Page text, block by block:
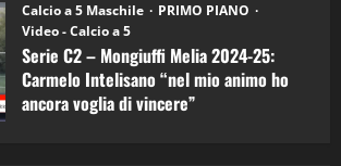
Calcio a 5 Maschile
PRIMO PIANO
Video - Calcio a 5
Serie C2 – Mongiuffi Melia 2024-25:
Carmelo Intelisano “nel mio animo ho
ancora voglia di vincere”
"SportEmpire" in Podcast
“SportEmpire” in Podcast: 26^ Puntata
(Martedi 07 Aprile 2026)
08/04/2026